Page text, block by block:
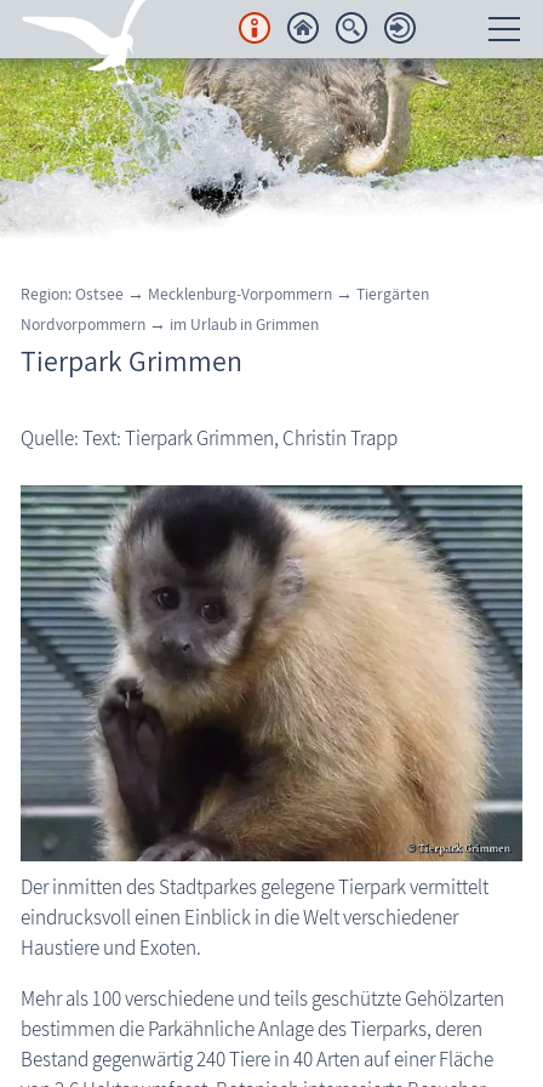
Unterkünfte
Regionales
Urlaubsorte
Karten
Freizeit
Aktuelles
FKK-Strände
den Strand erleben
die Natur erleben
Geschichten, Märchen & Sagen
Kranich Grus grus
Maritimes
Sehenswertes
MEGA-Suche Sehenswürdigkeiten
Aussichtstürme
Brunnen
Großsteingräber
Historische Bauwerke
Kirchen
Lehrpfade
Leuchttürme
Heimattierpark Grimmen
Region: Ostsee → Mecklenburg-Vorpommern → Tiergärten
Nordvorpommern → im Urlaub in Grimmen
Tierpark Grimmen
Quelle: Text: Tierpark Grimmen, Christin Trapp
Der inmitten des Stadtparkes gelegene Tierpark vermittelt
eindrucksvoll einen Einblick in die Welt verschiedener
Haustiere und Exoten.
Mehr als 100 verschiedene und teils geschützte Gehölzarten
bestimmen die Parkähnliche Anlage des Tierparks, deren
Bestand gegenwärtig 240 Tiere in 40 Arten auf einer Fläche